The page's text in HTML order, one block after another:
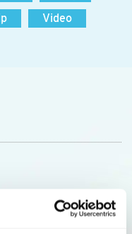
Video
acties en tips